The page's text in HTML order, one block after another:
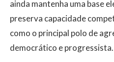
ainda mantenha uma base
preserva capacidade
como o principal polo de
democrático e progressista.